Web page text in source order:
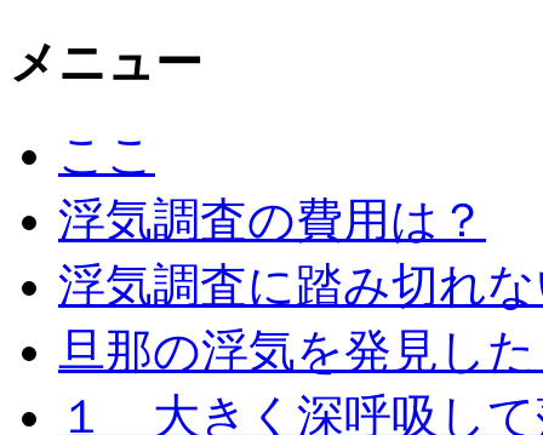
メニュー
ここ
浮気調査の費用は？
浮気調査に踏み切れ
旦那の浮気を発見し
１ 大きく深呼吸し